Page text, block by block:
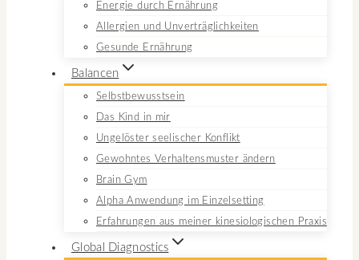
Energie durch Ernährung
Allergien und Unverträglichkeiten
Gesunde Ernährung
Balancen
Selbstbewusstsein
Das Kind in mir
Ungelöster seelischer Konflikt
Gewohntes Verhaltensmuster ändern
Brain Gym
Alpha Anwendung im Einzelsetting
Erfahrungen aus meiner kinesiologischen Praxis
Global Diagnostics